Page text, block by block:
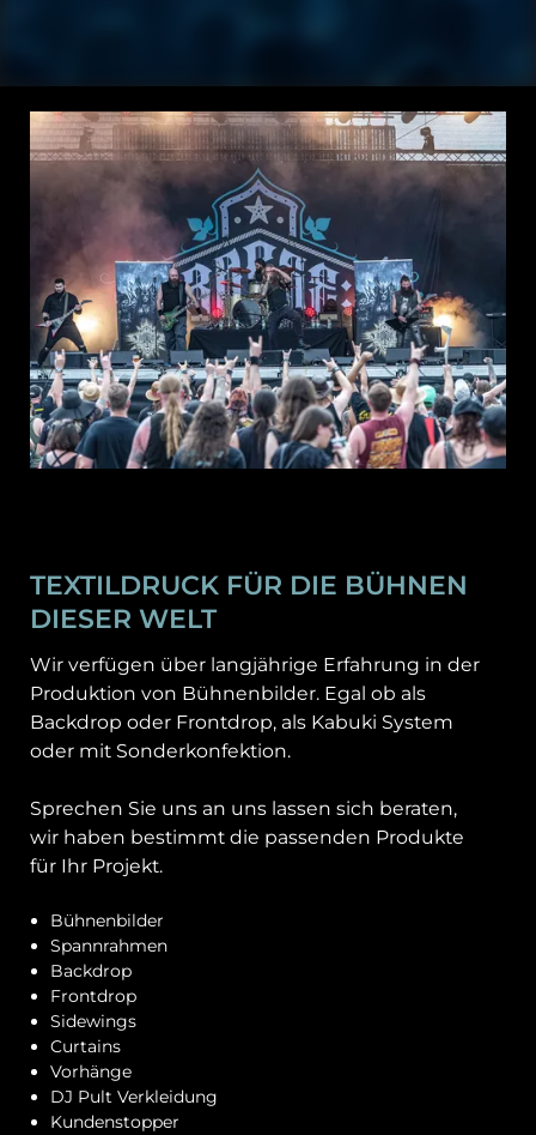
TEXTILDRUCK FÜR DIE BÜHNEN
DIESER WELT
Wir verfügen über langjährige Erfahrung in der
Produktion von Bühnenbilder. Egal ob als
Backdrop oder Frontdrop, als Kabuki System
oder mit Sonderkonfektion.
Sprechen Sie uns an uns lassen sich beraten,
wir haben bestimmt die passenden Produkte
für Ihr Projekt.
Bühnenbilder
Spannrahmen
Backdrop
Frontdrop
Sidewings
Curtains
Vorhänge
DJ Pult Verkleidung
Kundenstopper